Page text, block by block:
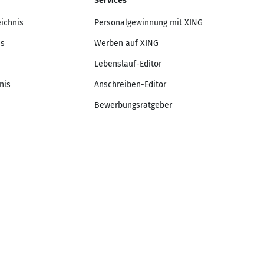
Personalgewinnung mit XING
Werben auf XING
Lebenslauf-Editor
Anschreiben-Editor
Bewerbungsratgeber